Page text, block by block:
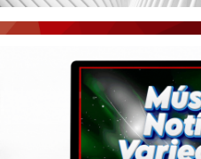
AGÊNCIA DE NOTÍCIAS
CNN BRASIL
PORTAL CEARÁ